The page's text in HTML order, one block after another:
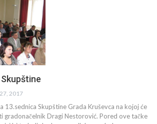
2017
13.sednica Skupštine Grada Kruševca na kojoj će
gradonačelnik Dragi Nestorović. Pored ove tačke